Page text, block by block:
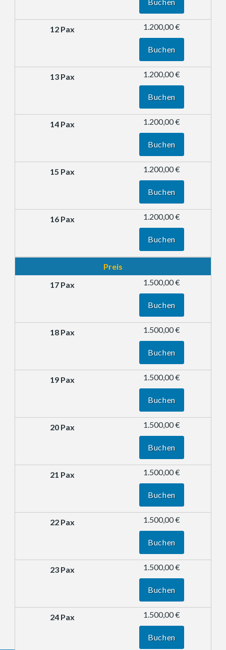
Buchen
1.200,00 €
Buchen
1.200,00 €
Buchen
1.200,00 €
Buchen
1.200,00 €
Buchen
1.200,00 €
Buchen
Preis
1.500,00 €
Buchen
1.500,00 €
Buchen
1.500,00 €
Buchen
1.500,00 €
Buchen
1.500,00 €
Buchen
1.500,00 €
Buchen
1.500,00 €
Buchen
1.500,00 €
Buchen